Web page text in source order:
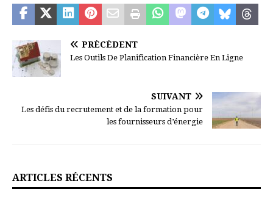
PRÉCÉDENT
Les Outils De Planification Financière En Ligne
SUIVANT
Les défis du recrutement et de la formation pour
les fournisseurs d’énergie
ARTICLES RÉCENTS